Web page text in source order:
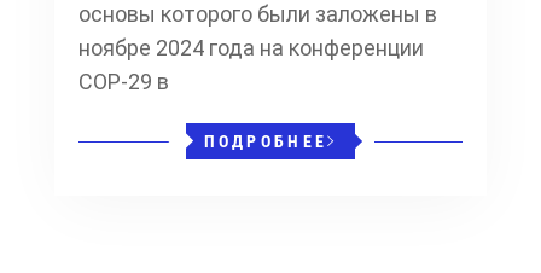
основы которого были заложены в
ноябре 2024 года на конференции
COP-29 в
ПОДРОБНЕЕ